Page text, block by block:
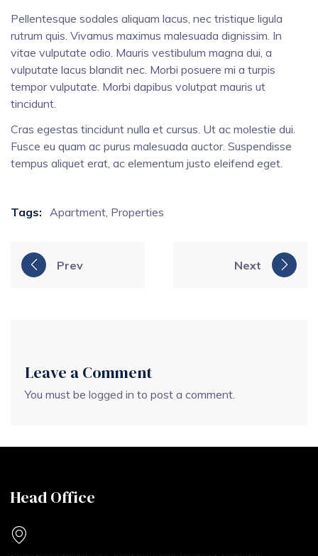
Pellentesque sodales aliquam lacus, nec tristique ligula
rutrum quis. Vivamus maximus malesuada dignissim. In
vitae vulputate odio. Mauris vestibulum magna dui, a
vulputate lacus blandit nec. Morbi posuere mi a turpis
tempor vulputate. Morbi dapibus volutpat mauris ut
tincidunt.
Cras egestas tincidunt nulla et cursus. Ut ac molestie dui.
Fusce eu quam ac purus malesuada auctor. Suspendisse
tempus aliquet erat, ac elementum justo eleifend eget.
Tags: Apartment, Properties
Prev Next
Leave a Comment
You must be logged in to post a comment.
Head Office